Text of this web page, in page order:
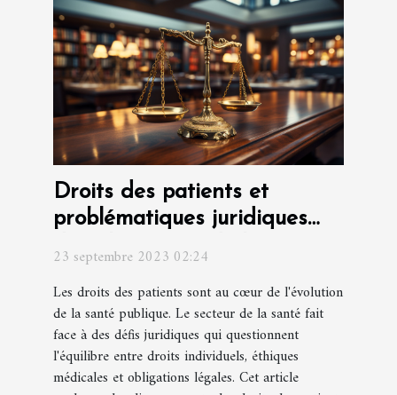
Droits des patients et
problématiques juridiques
23 septembre 2023 02:24
Les droits des patients sont au cœur de l'évolution
de la santé publique. Le secteur de la santé fait
face à des défis juridiques qui questionnent
l'équilibre entre droits individuels, éthiques
médicales et obligations légales. Cet article